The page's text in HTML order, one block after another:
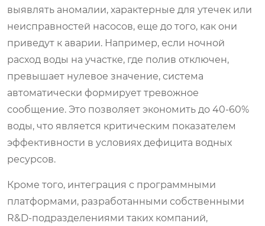
выявлять аномалии, характерные для утечек или
неисправностей насосов, еще до того, как они
приведут к аварии. Например, если ночной
расход воды на участке, где полив отключен,
превышает нулевое значение, система
автоматически формирует тревожное
сообщение. Это позволяет экономить до 40-60%
воды, что является критическим показателем
эффективности в условиях дефицита водных
ресурсов.
Кроме того, интеграция с программными
платформами, разработанными собственными
R&D-подразделениями таких компаний,